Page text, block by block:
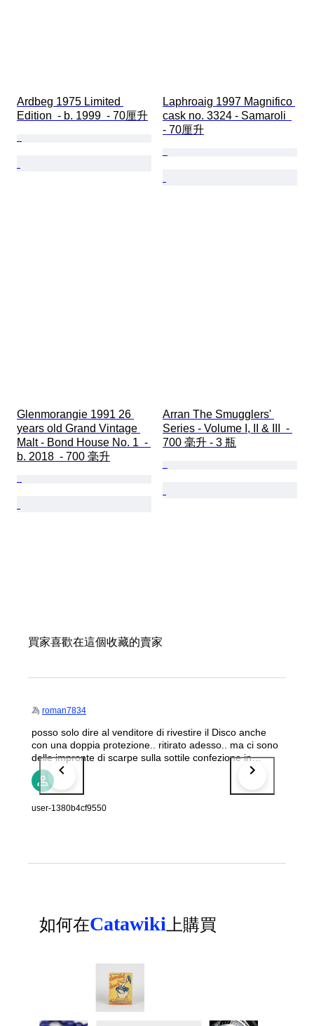
Ardbeg 1975 Limited
Edition  - b. 1999  - 70厘升
Laphroaig 1997 Magnifico
cask no. 3324 - Samaroli
- 70厘升
Glenmorangie 1991 26
years old Grand Vintage
Malt - Bond House No. 1  -
b. 2018  - 700 毫升
Arran The Smugglers'
Series - Volume I, II & III  -
700 毫升 - 3 瓶
買家喜歡在這個收藏的賣家
為 roman7834
posso solo dire al venditore di rivestire il Disco anche
con una doppia protezione.. ritirato adesso.. ma ci sono
delle impronte di scarpe sulla sottile confezione in
Cartone..
user-1380b4cf9550
如何在Catawiki 上購買